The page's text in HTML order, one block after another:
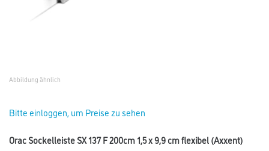
Abbildung ähnlich
Bitte einloggen, um Preise zu sehen
Orac Sockelleiste SX 137 F 200cm 1,5 x 9,9 cm flexibel (Axxent)